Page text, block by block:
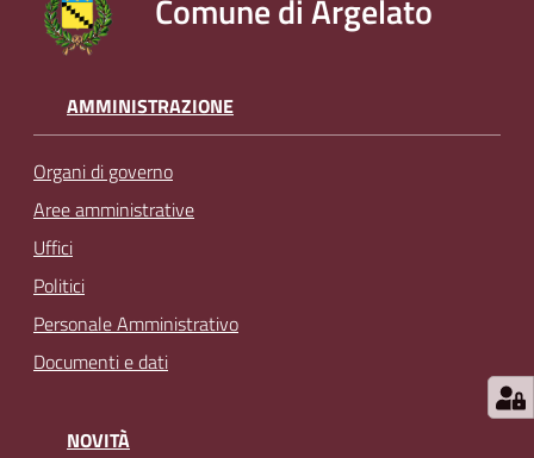
Comune di Argelato
AMMINISTRAZIONE
Organi di governo
Aree amministrative
Uffici
Politici
Personale Amministrativo
Documenti e dati
NOVITÀ